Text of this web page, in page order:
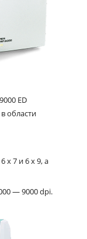
ED
области
x 7 и 6 x 9, а
— 9000 dpi.